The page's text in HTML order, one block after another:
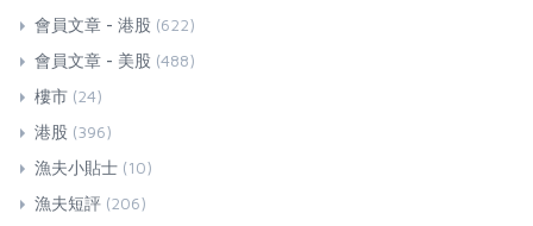
會員文章 - 港股 (622)
會員文章 - 美股 (488)
樓市 (24)
港股 (396)
漁夫小貼士 (10)
漁夫短評 (206)